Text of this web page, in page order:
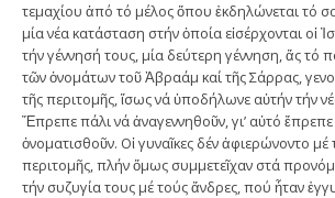
τεμαχίου ἀπό τό μέλος ὅπου ἐκδηλώνεται τό
μία νέα κατάσταση στήν ὁποία εἰσέρχονται οἱ
τήν γέννησή τους, μία δεύτερη γέννηση, ἄς τό
τῶν ὀνομάτων τοῦ Ἀβραάμ καί τῆς Σάρρας,
τῆς περιτομῆς, ἴσως νά ὑποδήλωνε αὐτήν τήν
Ἔπρεπε πάλι νά ἀναγεννηθοῦν, γι’ αὐτό
ὀνοματισθοῦν. Οἱ γυναῖκες δέν ἀφιερώνοντο μέ
περιτομῆς, πλήν ὅμως συμμετεῖχαν στά
τήν συζυγία τους μέ τούς ἄνδρες, πού ἦταν